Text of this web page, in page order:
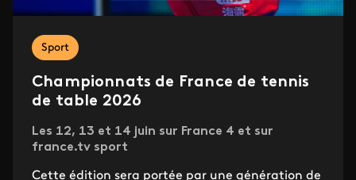
Sport
Championnats de France de tennis
de table 2026
Les 12, 13 et 14 juin sur France 4 et sur
france.tv sport
Cette édition sera portée par une génération de